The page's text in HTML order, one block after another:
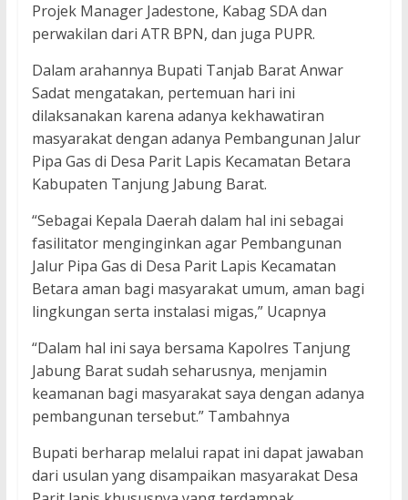
Projek Manager Jadestone, Kabag SDA dan
perwakilan dari ATR BPN, dan juga PUPR.
Dalam arahannya Bupati Tanjab Barat Anwar
Sadat mengatakan, pertemuan hari ini
dilaksanakan karena adanya kekhawatiran
masyarakat dengan adanya Pembangunan Jalur
Pipa Gas di Desa Parit Lapis Kecamatan Betara
Kabupaten Tanjung Jabung Barat.
“Sebagai Kepala Daerah dalam hal ini sebagai
fasilitator menginginkan agar Pembangunan
Jalur Pipa Gas di Desa Parit Lapis Kecamatan
Betara aman bagi masyarakat umum, aman bagi
lingkungan serta instalasi migas,” Ucapnya
“Dalam hal ini saya bersama Kapolres Tanjung
Jabung Barat sudah seharusnya, menjamin
keamanan bagi masyarakat saya dengan adanya
pembangunan tersebut.” Tambahnya
Bupati berharap melalui rapat ini dapat jawaban
dari usulan yang disampaikan masyarakat Desa